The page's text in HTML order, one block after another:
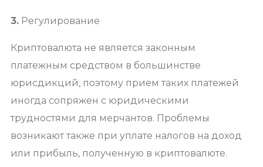
3. Регулирование
Криптовалюта не является законным
платежным средством в большинстве
юрисдикций, поэтому прием таких платежей
иногда сопряжен с юридическими
трудностями для мерчантов. Проблемы
возникают также при уплате налогов на доход
или прибыль, полученную в криптовалюте.